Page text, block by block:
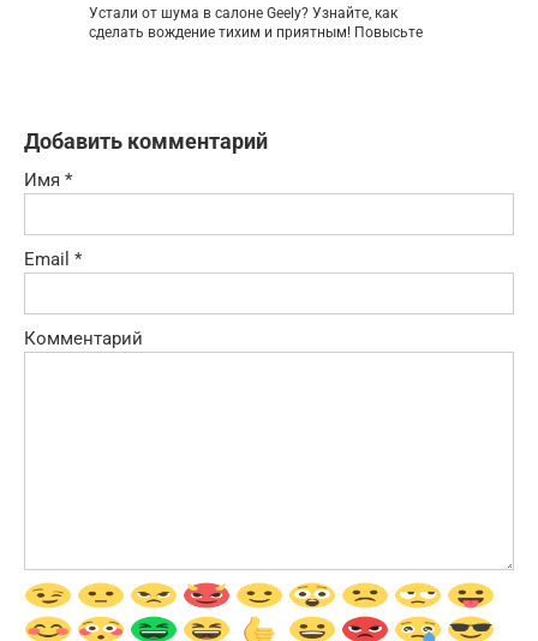
Устали от шума в салоне Geely? Узнайте, как
сделать вождение тихим и приятным! Повысьте
Добавить комментарий
Имя *
Email *
Комментарий